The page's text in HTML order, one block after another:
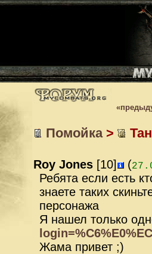
Помойка>
Roy Jones [10] (
Ребята если есть
знаете таких
персонажа
Я нашел только
Жама привет ;)